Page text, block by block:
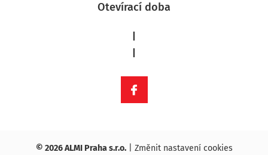
Otevírací doba
© 2026 ALMI Praha s.r.o.| Změnit nastavení cookies